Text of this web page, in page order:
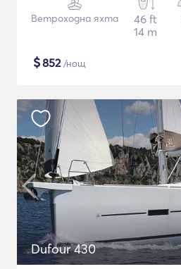
Ветроходна яхта
46 ft
14 m
$852/нощ
Dufour 430